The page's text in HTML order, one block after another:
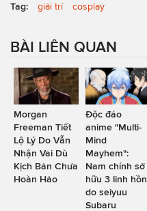
Tag: giải trí cosplay
BÀI LIÊN QUAN
Morgan
Freeman Tiết
Lộ Lý Do Vẫn
Nhận Vai Dù
Kịch Bản Chưa
Hoàn Hảo
Độc đáo
anime "Multi-
Mind
Mayhem":
Nam chính sở
hữu 3 linh hồn
do seiyuu
Subaru